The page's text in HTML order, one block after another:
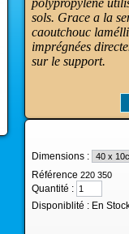
sols. Grace a la
caoutchouc
imprégnées
sur le support.
Dimensions :
Référence220 350
Quantité :
Disponiblité : En